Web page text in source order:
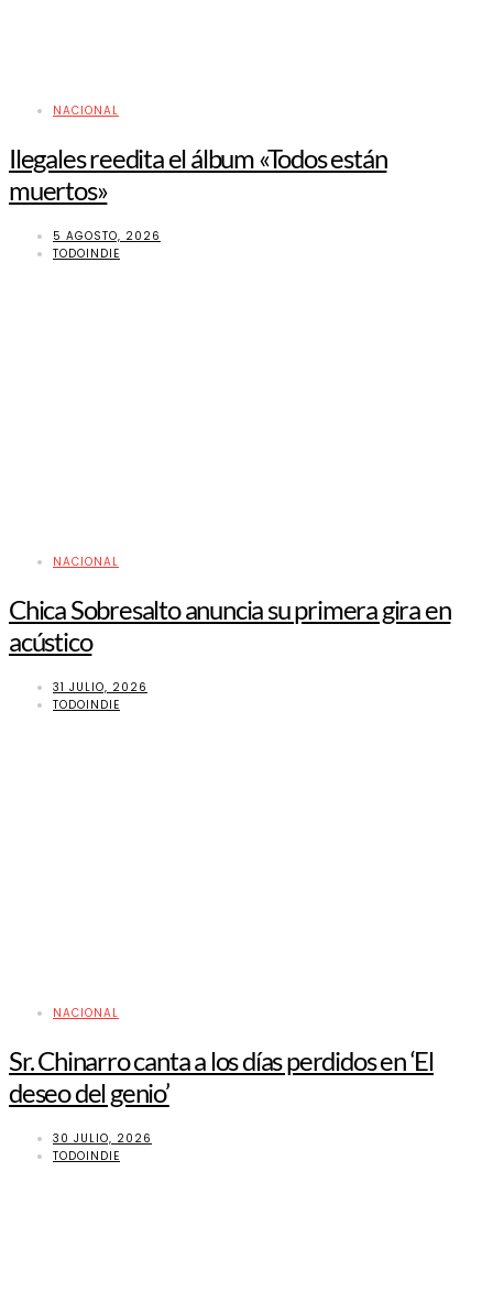
NACIONAL
Ilegales reedita el álbum «Todos están
muertos»
5 AGOSTO, 2026
TODOINDIE
NACIONAL
Chica Sobresalto anuncia su primera gira en
acústico
31 JULIO, 2026
TODOINDIE
NACIONAL
Sr. Chinarro canta a los días perdidos en ‘El
deseo del genio’
30 JULIO, 2026
TODOINDIE